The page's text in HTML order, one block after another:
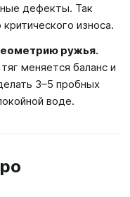
дефекты. Так
износа.
ружья.
меняется баланс и
3–5 пробных
воде.